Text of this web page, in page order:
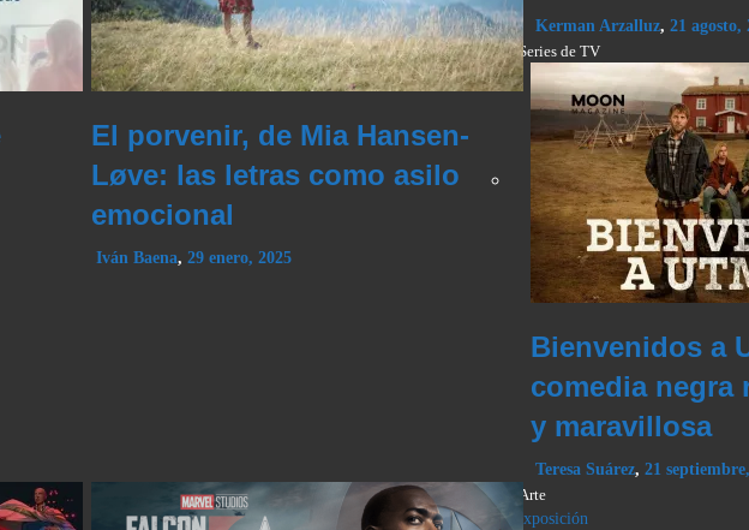
El porvenir, de Mia Hansen-
Løve: las letras como asilo
emocional
Iván Baena, 29 enero, 2025
Kerman Arzalluz, 21 agosto,
Series de TV
Bienvenidos a
comedia negra
y maravillosa
Teresa Suárez, 21
Arte
Exposición